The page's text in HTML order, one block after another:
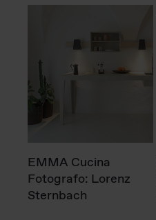
EMMA Cucina
Fotografo: Lorenz
Sternbach